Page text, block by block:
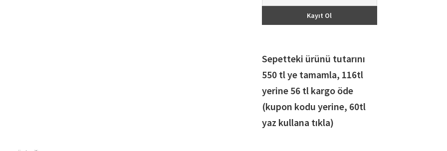
Sepetteki ürünü tutarını
550 tl ye tamamla, 116tl
yerine 56 tl kargo öde
(kupon kodu yerine, 60tl
yaz kullana tıkla)